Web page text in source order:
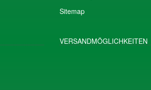
Sitemap
VERSANDMÖGLICHKEITEN